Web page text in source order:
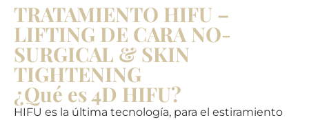
TRATAMIENTO HIFU –
LIFTING DE CARA NO-
SURGICAL & SKIN
TIGHTENING
¿Qué es 4D HIFU?
HIFU es la última tecnología, para el estiramiento